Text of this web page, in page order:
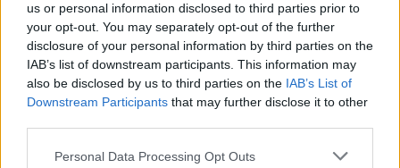
us or personal information disclosed to third parties prior to
your opt-out. You may separately opt-out of the further
disclosure of your personal information by third parties on the
IAB’s list of downstream participants. This information may
also be disclosed by us to third parties on the IAB’s List of
Downstream Participants that may further disclose it to other
Please note that this website/app uses one or more Google
Personal Data Processing Opt Outs